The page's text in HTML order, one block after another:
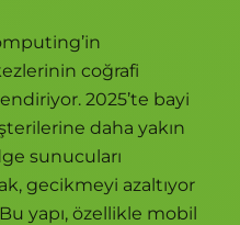
coğrafi
2025’te bayi
daha yakın
sunucuları
gecikmeyi azaltıyor
yapı, özellikle mobil